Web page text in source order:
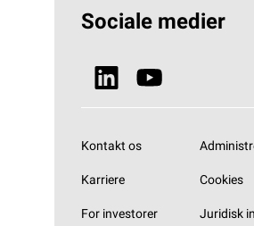
Bæredygtighed
Nyheder & Media
Løsninger
Sociale medier
Kontakt os
Karriere
For investorer
Cookies
Juridisk